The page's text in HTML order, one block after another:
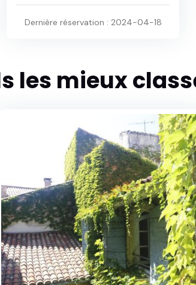
Dernière réservation : 2024-04-18
les mieux